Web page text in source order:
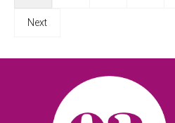
Next